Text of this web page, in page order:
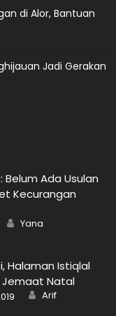
di Alor, Bantuan
Jadi Gerakan
Belum Ada Usulan
Kecurangan
Author
Yana
Halaman Istiqlal
Jemaat Natal
Author
Arif